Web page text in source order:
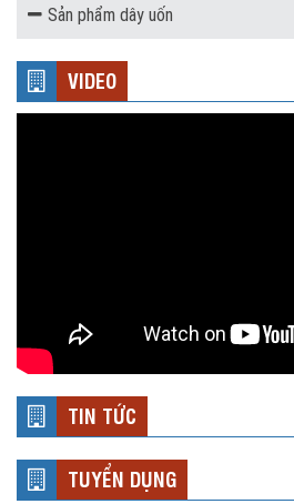
Sản phẩm dây uốn
VIDEO
TIN TỨC
TUYỂN DỤNG